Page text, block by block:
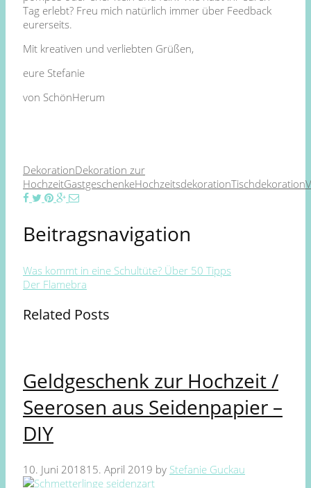
Tag erlebt? Freu mich natürlich immer über Feedback
eurerseits.
Mit kreativen und verliebten Grüßen,
eure Stefanie
von SchönHerum
DekorationDekoration zur
HochzeitGastgeschenkeHochzeitsdekorationTischdekoration
Beitragsnavigation
Was kommt in eine Schultüte? Über 50 Tipps
Der Flamebra
Related Posts
Geldgeschenk zur Hochzeit /
Seerosen aus Seidenpapier –
DIY
10. Juni 201815. April 2019 by Stefanie Guckau